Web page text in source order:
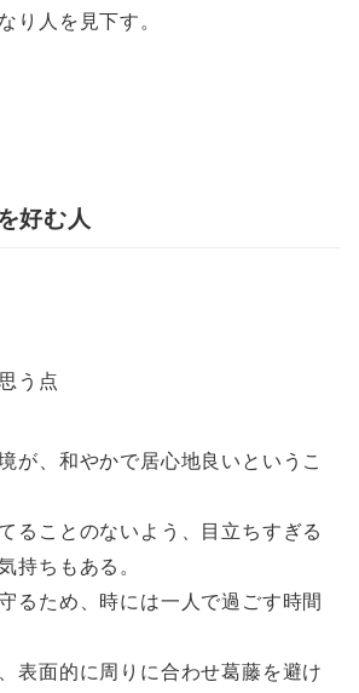
り人を見下す。
好む人
う点
が、和やかで居心地良いというこ
ることのないよう、目立ちすぎる
持ちもある。
るため、時には一人で過ごす時間
表面的に周りに合わせ葛藤を避け